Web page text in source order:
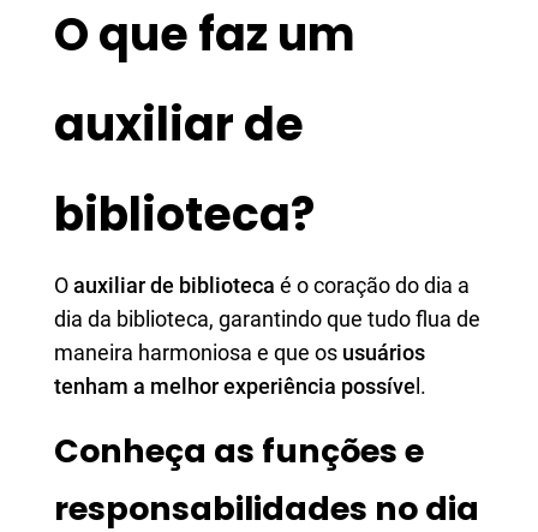
O que faz um
auxiliar de
biblioteca?
Oauxiliar de biblioteca é o coração do dia a
dia da biblioteca, garantindo que tudo flua de
maneira harmoniosa e que os usuários
tenham a melhor experiência possível.
Conheça as funções e
responsabilidades no dia